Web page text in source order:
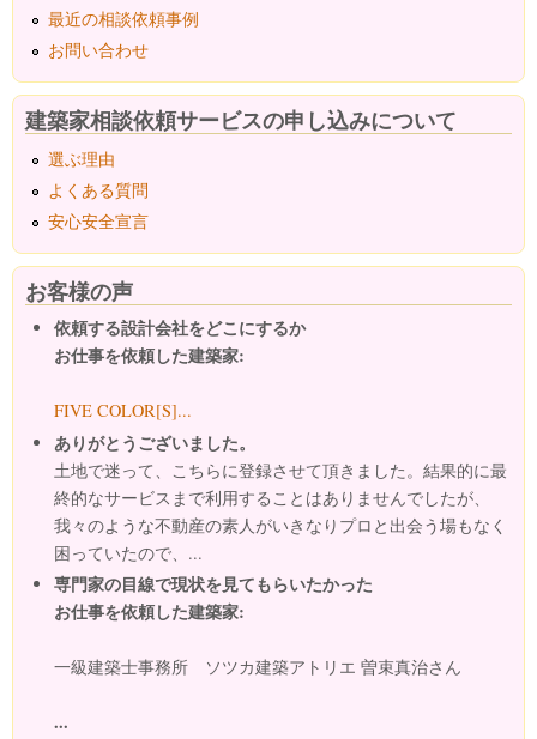
最近の相談依頼事例
お問い合わせ
建築家相談依頼サービスの申し込みについて
選ぶ理由
よくある質問
安心安全宣言
お客様の声
依頼する設計会社をどこにするか
お仕事を依頼した建築家:
FIVE COLOR[S]...
ありがとうございました。
土地で迷って、こちらに登録させて頂きました。結果的に最
終的なサービスまで利用することはありませんでしたが、
我々のような不動産の素人がいきなりプロと出会う場もなく
困っていたので、...
専門家の目線で現状を見てもらいたかった
お仕事を依頼した建築家:
一級建築士事務所 ソツカ建築アトリエ 曽束真治さん
...